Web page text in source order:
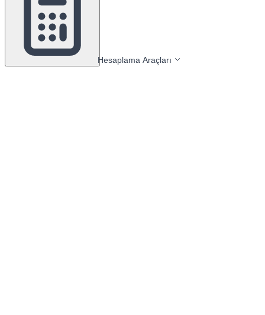
Hesaplama Araçları